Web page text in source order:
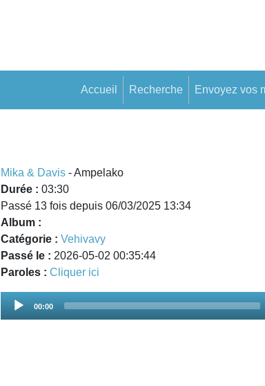
Accueil Recherche Envoyez vos
Mika & Davis - Ampelako
Durée :03:30
Passé 13 fois depuis 06/03/2025 13:34
Album :
Catégorie : Vehivavy
Passé le : 2026-05-02 00:35:44
Paroles :Cliquer ici
Audio
00:00